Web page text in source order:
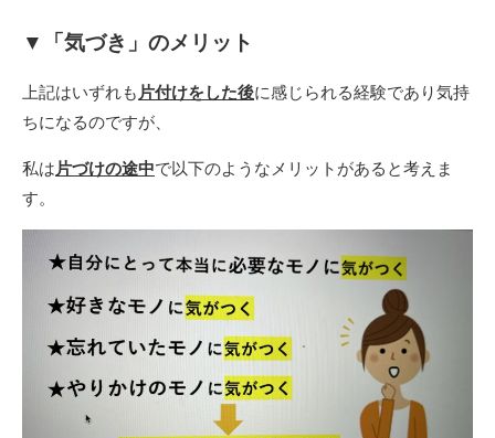
▼「気づき」のメリット
上記はいずれも 片付けをした後に感じられる経験であり気持
ちになるのですが、
私は片づけの途中で以下のようなメリットがあると考えま
す。